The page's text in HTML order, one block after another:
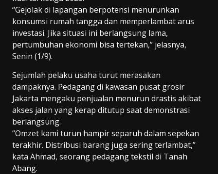
“Gejolak di lapangan berpotensi menurunkan
konsumsi rumah tangga dan memperlambat arus
investasi. Jika situasi ini berlangsung lama,
pertumbuhan ekonomi bisa tertekan,” jelasnya,
Senin (1/9).
Sejumlah pelaku usaha turut merasakan
dampaknya. Pedagang di kawasan pusat grosir
Jakarta mengaku penjualan menurun drastis akibat
akses jalan yang kerap ditutup saat demonstrasi
berlangsung.
“Omzet kami turun hampir separuh dalam sepekan
terakhir. Distribusi barang juga sering terlambat,”
kata Ahmad, seorang pedagang tekstil di Tanah
Abang.